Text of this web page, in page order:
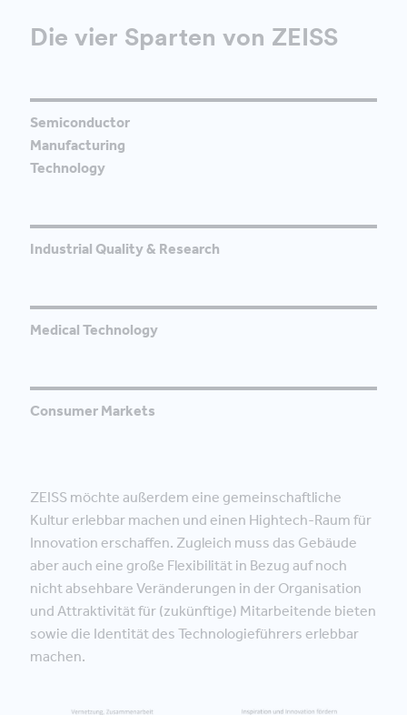
Die vier Sparten von ZEISS
Semiconductor
Manufacturing
Technology
Industrial Quality & Research
Medical Technology
Consumer Markets
ZEISS möchte außerdem eine gemeinschaftliche
Kultur erlebbar machen und einen Hightech-Raum für
Innovation erschaffen. Zugleich muss das Gebäude
aber auch eine große Flexibilität in Bezug auf noch
nicht absehbare Veränderungen in der Organisation
und Attraktivität für (zukünftige) Mitarbeitende bieten
sowie die Identität des Technologieführers erlebbar
machen.